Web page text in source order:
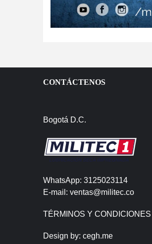
CONTÁCTENOS
Bogotá D.C.
WhatsApp: 3125023114
E-mail: ventas@militec.co
TÉRMINOS Y CONDICIONES
Design by: cegh.me